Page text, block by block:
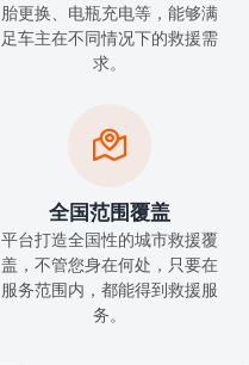
胎更换、电瓶充电等，能够满
足车主在不同情况下的救援需
求。

全国范围覆盖
平台打造全国性的城市救援覆
盖，不管您身在何处，只要在
服务范围内，都能得到救援服
务。